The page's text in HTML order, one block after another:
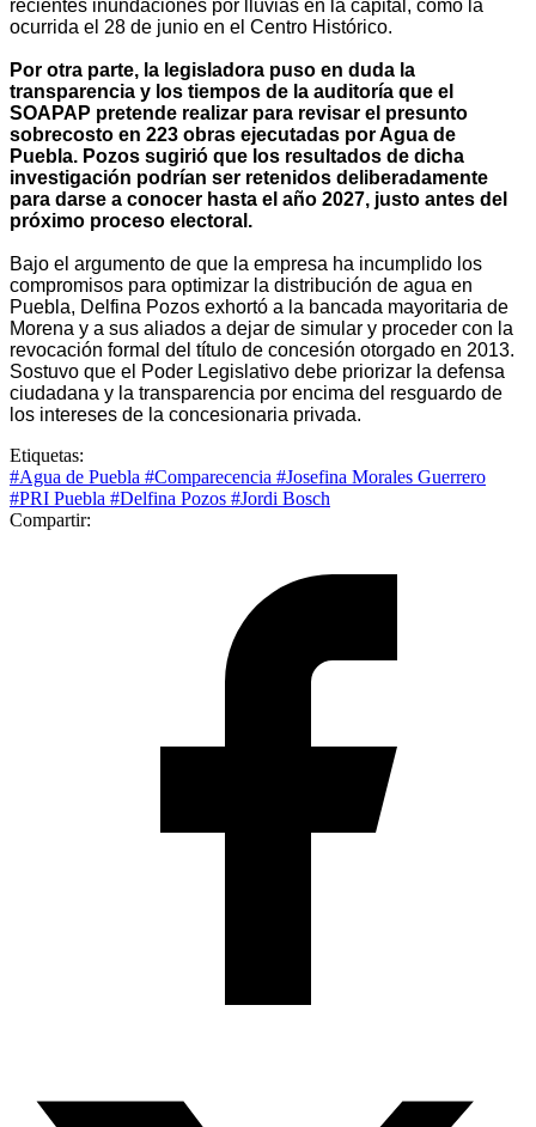
recientes inundaciones por lluvias en la capital, como la
ocurrida el 28 de junio en el Centro Histórico.
Por otra parte, la legisladora puso en duda la
transparencia y los tiempos de la auditoría que el
SOAPAP pretende realizar para revisar el presunto
sobrecosto en 223 obras ejecutadas por Agua de
Puebla. Pozos sugirió que los resultados de dicha
investigación podrían ser retenidos deliberadamente
para darse a conocer hasta el año 2027, justo antes del
próximo proceso electoral.
Bajo el argumento de que la empresa ha incumplido los
compromisos para optimizar la distribución de agua en
Puebla, Delfina Pozos exhortó a la bancada mayoritaria de
Morena y a sus aliados a dejar de simular y proceder con la
revocación formal del título de concesión otorgado en 2013.
Sostuvo que el Poder Legislativo debe priorizar la defensa
ciudadana y la transparencia por encima del resguardo de
los intereses de la concesionaria privada.
Etiquetas:
#Agua de Puebla #Comparecencia #Josefina Morales Guerrero
#PRI Puebla #Delfina Pozos #Jordi Bosch
Compartir: